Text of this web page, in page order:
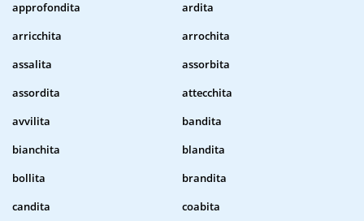
approfondita
ardita
arricchita
arrochita
assalita
assorbita
assordita
attecchita
avvilita
bandita
bianchita
blandita
bollita
brandita
candita
coabita